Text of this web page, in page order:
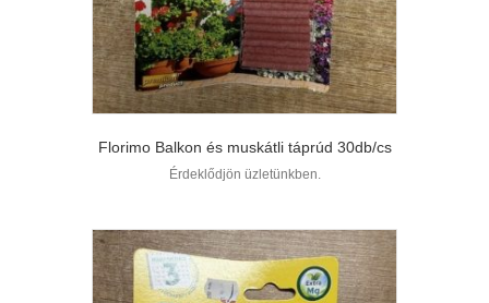
Florimo Balkon és muskátli táprúd 30db/cs
Érdeklődjön üzletünkben.